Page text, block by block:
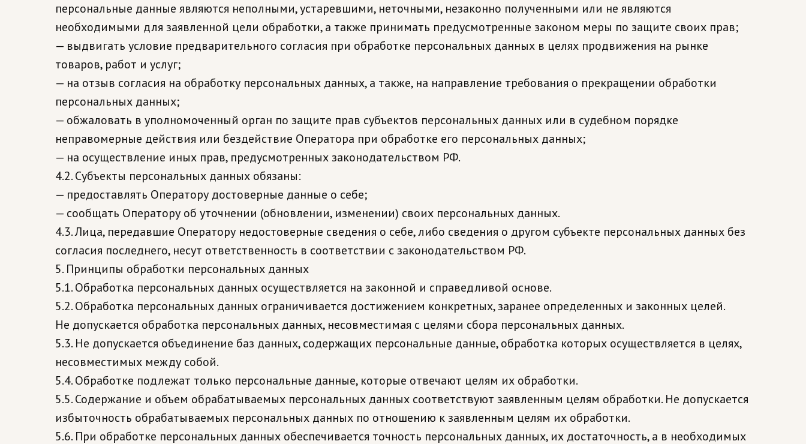
персональные данные являются неполными, устаревшими, неточными, незаконно полученными или не являются
необходимыми для заявленной цели обработки, а также принимать предусмотренные законом меры по защите своих прав;
— выдвигать условие предварительного согласия при обработке персональных данных в целях продвижения на рынке
товаров, работ и услуг;
— на отзыв согласия на обработку персональных данных, а также, на направление требования о прекращении обработки
персональных данных;
— обжаловать в уполномоченный орган по защите прав субъектов персональных данных или в судебном порядке
неправомерные действия или бездействие Оператора при обработке его персональных данных;
— на осуществление иных прав, предусмотренных законодательством РФ.
4.2. Субъекты персональных данных обязаны:
— предоставлять Оператору достоверные данные о себе;
— сообщать Оператору об уточнении (обновлении, изменении) своих персональных данных.
4.3. Лица, передавшие Оператору недостоверные сведения о себе, либо сведения о другом субъекте персональных данных без
согласия последнего, несут ответственность в соответствии с законодательством РФ.
5. Принципы обработки персональных данных
5.1. Обработка персональных данных осуществляется на законной и справедливой основе.
5.2. Обработка персональных данных ограничивается достижением конкретных, заранее определенных и законных целей.
Не допускается обработка персональных данных, несовместимая с целями сбора персональных данных.
5.3. Не допускается объединение баз данных, содержащих персональные данные, обработка которых осуществляется в целях,
несовместимых между собой.
5.4. Обработке подлежат только персональные данные, которые отвечают целям их обработки.
5.5. Содержание и объем обрабатываемых персональных данных соответствуют заявленным целям обработки. Не допускается
избыточность обрабатываемых персональных данных по отношению к заявленным целям их обработки.
5.6. При обработке персональных данных обеспечивается точность персональных данных, их достаточность, а в необходимых